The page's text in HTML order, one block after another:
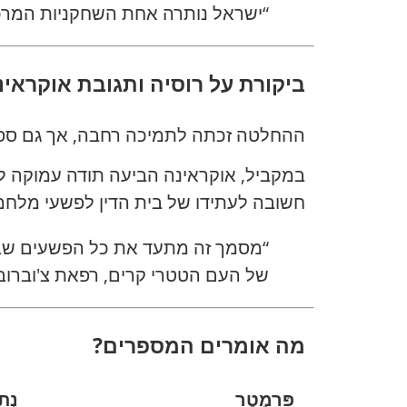
“ישראל נותרה אחת השחקניות
ביקורת על רוסיה ותגובת
ההחלטה זכתה לתמיכה רחבה, אך גם
במקביל, אוקראינה הביעה תודה עמוקה
חשובה לעתידו של בית הדין לפשעי
“מסמך זה מתעד את כל הפשעים
של העם הטטרי קרים, רפאת
מה אומרים המספרים?
פָּרָמֶטֶר